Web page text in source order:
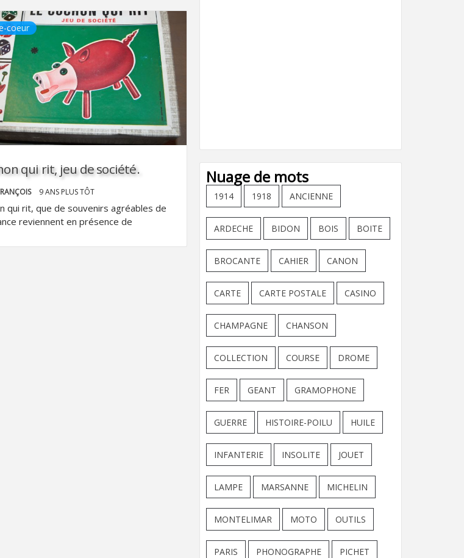
coeur
qui rit, jeu de société.
9 ANS PLUS TÔT
qui rit, que de souvenirs agréables de
reviennent en présence de
Nuage de mots
1914 1918 ANCIENNE
ARDECHE BIDON BOIS BOITE
BROCANTE CAHIER CANON
CARTE CARTE POSTALE CASINO
CHAMPAGNE CHANSON
COLLECTION COURSE DROME
FER GEANT GRAMOPHONE
GUERRE HISTOIRE-POILU HUILE
INFANTERIE INSOLITE JOUET
LAMPE MARSANNE MICHELIN
MONTELIMAR MOTO OUTILS
PARIS PHONOGRAPHE PICHET